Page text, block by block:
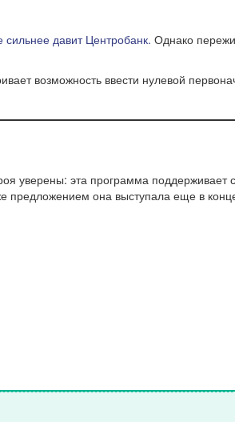
сильнее давит Центробанк. Однако
возможность ввести нулевой
уверены: эта программа поддерживает
предложением она выступала еще в